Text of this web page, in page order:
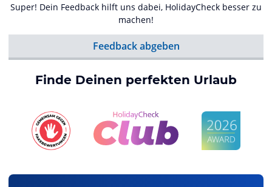
Super! Dein Feedback hilft uns dabei, HolidayCheck besser zu
machen!
Feedback abgeben
Finde Deinen perfekten Urlaub